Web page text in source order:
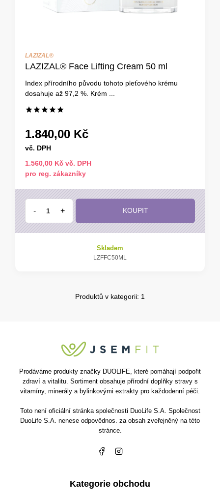
LAZIZAL®
LAZIZAL® Face Lifting Cream 50 ml
Index přírodního původu tohoto pleťového krému
dosahuje až 97,2 %. Krém ...
1.840,00 Kč
vč. DPH
1.560,00 Kč vč. DPH
pro reg. zákazníky
- + KOUPIT
Skladem
LZFFC50ML
Produktů v kategorii: 1
Prodáváme produkty značky DUOLIFE, které pomáhají podpořit
zdraví a vitalitu. Sortiment obsahuje přírodní doplňky stravy s
vitamíny, minerály a bylinkovými extrakty pro každodenní péči.
Toto není oficiální stránka společnosti DuoLife S.A. Společnost
DuoLife S.A. nenese odpovědnos. za obsah zveřejněný na této
stránce.
Kategorie obchodu